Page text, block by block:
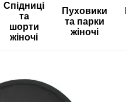
Спідниці
та
шорти
жіночі
Пуховики
та парки
жіночі